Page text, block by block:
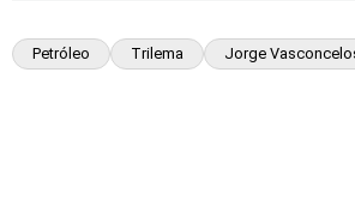
Petróleo Trilema Jorge